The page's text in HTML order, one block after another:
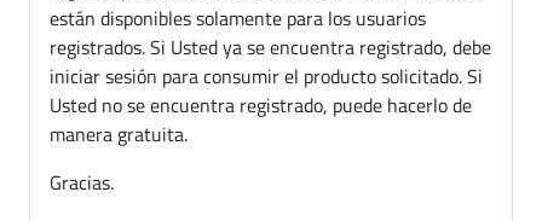
están disponibles solamente para los usuarios
registrados. Si Usted ya se encuentra registrado, debe
iniciar sesión para consumir el producto solicitado. Si
Usted no se encuentra registrado, puede hacerlo de
manera gratuita.
Gracias.